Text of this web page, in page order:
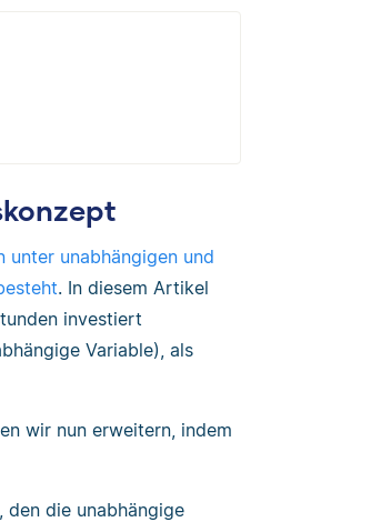
unter unabhängigen und
. In diesem Artikel
investiert
Variable), als
wir nun erweitern, indem
die unabhängige